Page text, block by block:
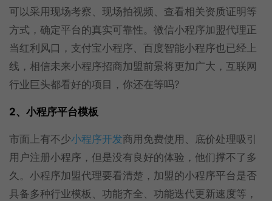
可以采用现场考察、现场拍视频、查看相关资质证明等
方式，确定平台的真实可靠性。微信小程序加盟代理正
当红利风口，支付宝小程序、百度智能小程序也已经上
线，相信未来小程序招商加盟前景将更加广大，互联网
行业巨头都看好的项目，你还在等吗?
2、小程序平台模板
市面上有不少小程序开发商用免费使用、底价处理吸引
用户注册小程序，但是没有良好的体验，他们撑不了多
久。小程序加盟代理要看清楚，加盟的小程序平台是否
具备多种行业模板、功能齐全、功能迭代更新速度等，